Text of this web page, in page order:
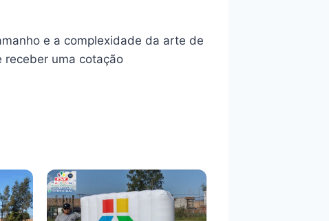
e a complexidade da arte de
receber uma cotação